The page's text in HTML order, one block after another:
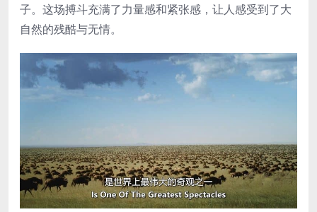
子。这场搏斗充满了力量感和紧张感，让人感受到了大
自然的残酷与无情。